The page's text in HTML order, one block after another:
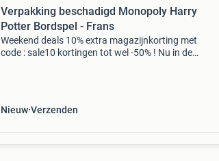
Verpakking beschadigd Monopoly Harry
Potter Bordspel - Frans
Weekend deals 10% extra magazijnkorting met
code : sale10 kortingen tot wel -50% ! Nu in de
Nieuw Verzenden